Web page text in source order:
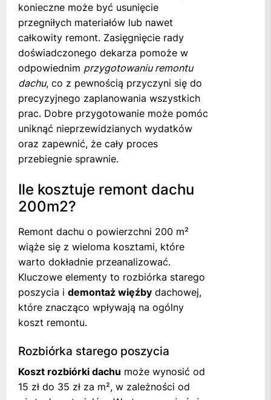
konieczne może być usunięcie
przegniłych materiałów lub nawet
całkowity remont. Zasięgnięcie rady
doświadczonego dekarza pomoże w
odpowiednim przygotowaniu remontu
dachu, co z pewnością przyczyni się do
precyzyjnego zaplanowania wszystkich
prac. Dobre przygotowanie może pomóc
uniknąć nieprzewidzianych wydatków
oraz zapewnić, że cały proces
przebiegnie sprawnie.
Ile kosztuje remont dachu
200m2?
Remont dachu o powierzchni 200 m²
wiąże się z wieloma kosztami, które
warto dokładnie przeanalizować.
Kluczowe elementy to rozbiórka starego
poszycia i demontaż więźby dachowej,
które znacząco wpływają na ogólny
koszt remontu.
Rozbiórka starego poszycia
Koszt rozbiórki dachu może wynosić od
15 zł do 35 zł za m², w zależności od